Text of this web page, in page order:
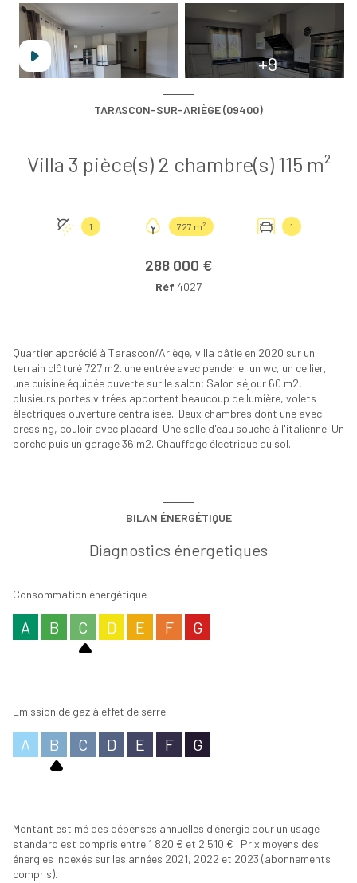
+9
TARASCON-SUR-ARIÈGE (09400)
Villa 3 pièce(s) 2 chambre(s) 115 m²
1 727 m² 1
288 000 €
Réf 4027
Quartier apprécié à Tarascon/Ariège, villa bâtie en 2020 sur un
terrain clôturé 727 m2. une entrée avec penderie, un wc, un cellier,
une cuisine équipée ouverte sur le salon; Salon séjour 60 m2,
plusieurs portes vitrées apportent beaucoup de lumière, volets
électriques ouverture centralisée.. Deux chambres dont une avec
dressing, couloir avec placard. Une salle d'eau souche à l'italienne. Un
porche puis un garage 36 m2. Chauffage électrique au sol.
BILAN ÉNERGÉTIQUE
Diagnostics énergetiques
Consommation énergétique
A B C D E F G
Emission de gaz à effet de serre
A B C D E F G
Montant estimé des dépenses annuelles d'énergie pour un usage
standard est compris entre 1 820 € et 2 510 € . Prix moyens des
énergies indexés sur les années 2021, 2022 et 2023 (abonnements
compris).